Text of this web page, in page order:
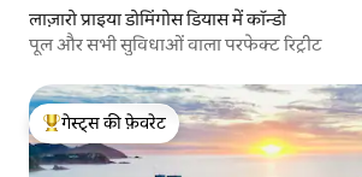
लाज़ारो प्राइया डोमिंगोस डियास में कॉन्डो
पूल और सभी सुविधाओं वाला परफेक्ट रिट्रीट
गेस्ट्स का टॉप फ़ेवरेट
गेस्ट्स की फ़ेवरेट